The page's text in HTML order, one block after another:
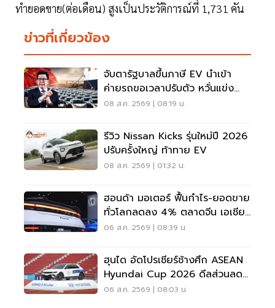
ทำยอดขาย(ต่อเดือน) สูงเป็นประวัติการณ์ที่ 1,731 คัน
ข่าวที่เกี่ยวข้อง
จับตารัฐบาลขึ้นภาษี EV นำเข้า
ค่ายรถขอเวลาปรับตัว หวั่นแข่ง
ยาก พับแผนกลับบ้าน
08 ส.ค. 2569 | 08:19 น.
รีวิว Nissan Kicks รุ่นใหม่ปี 2026
ปรับครั้งใหญ่ ท้าทาย EV
08 ส.ค. 2569 | 01:32 น.
ฮอนด้า มอเตอร์ ฟื้นกำไร-ยอดขาย
ทั่วโลกลดลง 4% ตลาดจีน เอเชีย
ร่วง
06 ส.ค. 2569 | 08:39 น.
ฮุนได อัดโปรเชียร์ช้างศึก ASEAN
Hyundai Cup 2026 ดีลส่วนลด
5 แสน แจกเสื้อทีมชาติไทย
06 ส.ค. 2569 | 08:03 น.